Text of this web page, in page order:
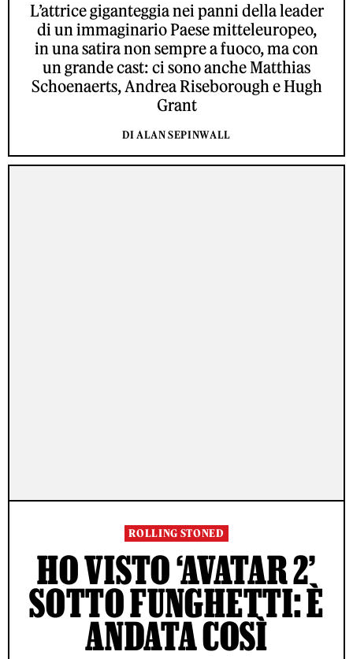
L’attrice giganteggia nei panni della leader
di un immaginario Paese mitteleuropeo,
in una satira non sempre a fuoco, ma con
un grande cast: ci sono anche Matthias
Schoenaerts, Andrea Riseborough e Hugh
Grant
DI ALAN SEPINWALL
ROLLING STONED
HO VISTO ‘AVATAR 2’
SOTTO FUNGHETTI: È
ANDATA COSÌ